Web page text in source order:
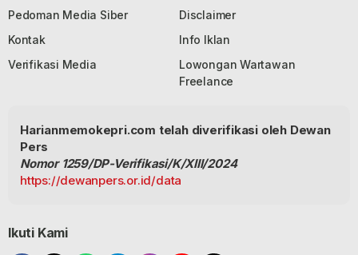
Pedoman Media Siber
Disclaimer
Kontak
Info Iklan
Verifikasi Media
Lowongan Wartawan
Freelance
Harianmemokepri.com telah diverifikasi oleh Dewan
Pers
Nomor 1259/DP-Verifikasi/K/XIII/2024
https://dewanpers.or.id/data
Ikuti Kami